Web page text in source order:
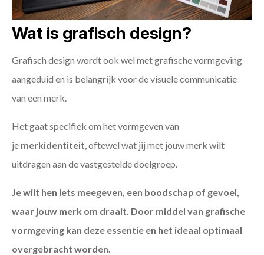
Wat is grafisch design?
Grafisch design wordt ook wel met grafische vormgeving
aangeduid en is belangrijk voor de visuele communicatie
van een merk.
Het gaat specifiek om het vormgeven van
je merkidentiteit , oftewel wat jij met jouw merk wilt
uitdragen aan de vastgestelde doelgroep.
Je wilt hen iets meegeven, een boodschap of gevoel,
waar jouw merk om draait. Door middel van grafische
vormgeving kan deze essentie en het ideaal optimaal
overgebracht worden.